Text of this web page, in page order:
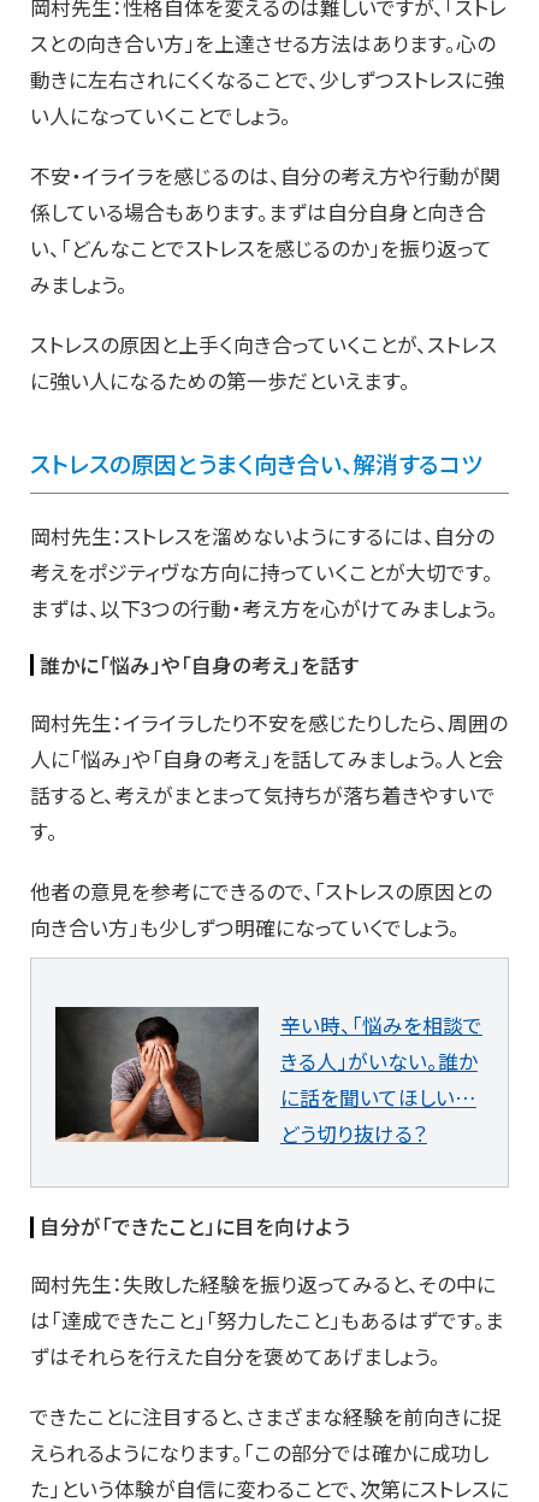
岡村先生：性格自体を変えるのは難しいですが、「ストレ
スとの向き合い方」を上達させる方法はあります。心の
動きに左右されにくくなることで、少しずつストレスに強
い人になっていくことでしょう。
不安・イライラを感じるのは、自分の考え方や行動が関
係している場合もあります。まずは自分自身と向き合
い、「どんなことでストレスを感じるのか」を振り返って
みましょう。
ストレスの原因と上手く向き合っていくことが、ストレス
に強い人になるための第一歩だといえます。
ストレスの原因とうまく向き合い、解消するコツ
岡村先生：ストレスを溜めないようにするには、自分の
考えをポジティヴな方向に持っていくことが大切です。
まずは、以下3つの行動・考え方を心がけてみましょう。
誰かに「悩み」や「自身の考え」を話す
岡村先生：イライラしたり不安を感じたりしたら、周囲の
人に「悩み」や「自身の考え」を話してみましょう。人と会
話すると、考えがまとまって気持ちが落ち着きやすいで
す。
他者の意見を参考にできるので、「ストレスの原因との
向き合い方」も少しずつ明確になっていくでしょう。
辛い時、「悩みを相談で
きる人」がいない。誰か
に話を聞いてほしい…
どう切り抜ける？
自分が「できたこと」に目を向けよう
岡村先生：失敗した経験を振り返ってみると、その中に
は「達成できたこと」「努力したこと」もあるはずです。ま
ずはそれらを行えた自分を褒めてあげましょう。
できたことに注目すると、さまざまな経験を前向きに捉
えられるようになります。「この部分では確かに成功し
た」という体験が自信に変わることで、次第にストレスに